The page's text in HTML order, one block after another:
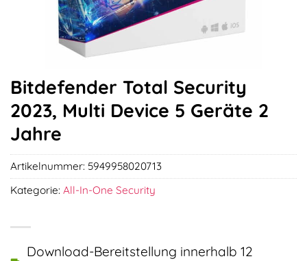
Bitdefender Total Security
2023, Multi Device 5 Geräte 2
Jahre
Download-Bereitstellung innerhalb 12
Artikelnummer: 5949958020713
Kategorie: All-In-One Security